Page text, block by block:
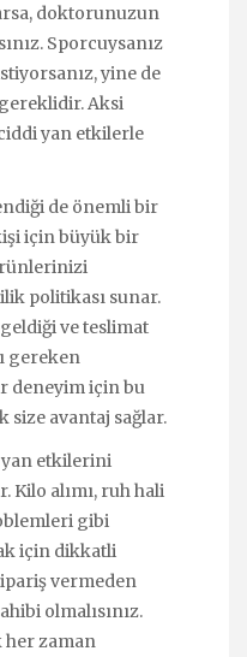
doktorunuzun
Sporcuysanız
yine de
Aksi
yan etkilerle
de önemli bir
için büyük bir
politikası sunar.
ve teslimat
gereken
deneyim için bu
avantaj sağlar.
etkilerini
alımı, ruh hali
gibi
için dikkatli
vermeden
olmalısınız.
her zaman